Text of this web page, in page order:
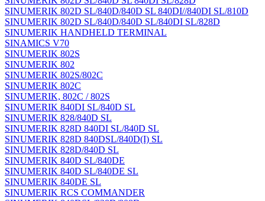
SINUMERIK 802D SL/840D/840D SL 840DI//840DI SL/810D
SINUMERIK 802D SL/840D/840D SL/840DI SL/828D
SINUMERIK HANDHELD TERMINAL
SINAMICS V70
SINUMERIK 802S
SINUMERIK 802
SINUMERIK 802S/802C
SINUMERIK 802C
SINUMERIK, 802C / 802S
SINUMERIK 840DI SL/840D SL
SINUMERIK 828/840D SL
SINUMERIK 828D 840DI SL/840D SL
SINUMERIK 828D 840DSL/840D(I) SL
SINUMERIK 828D/840D SL
SINUMERIK 840D SL/840DE
SINUMERIK 840D SL/840DE SL
SINUMERIK 840DE SL
SINUMERIK RCS COMMANDER